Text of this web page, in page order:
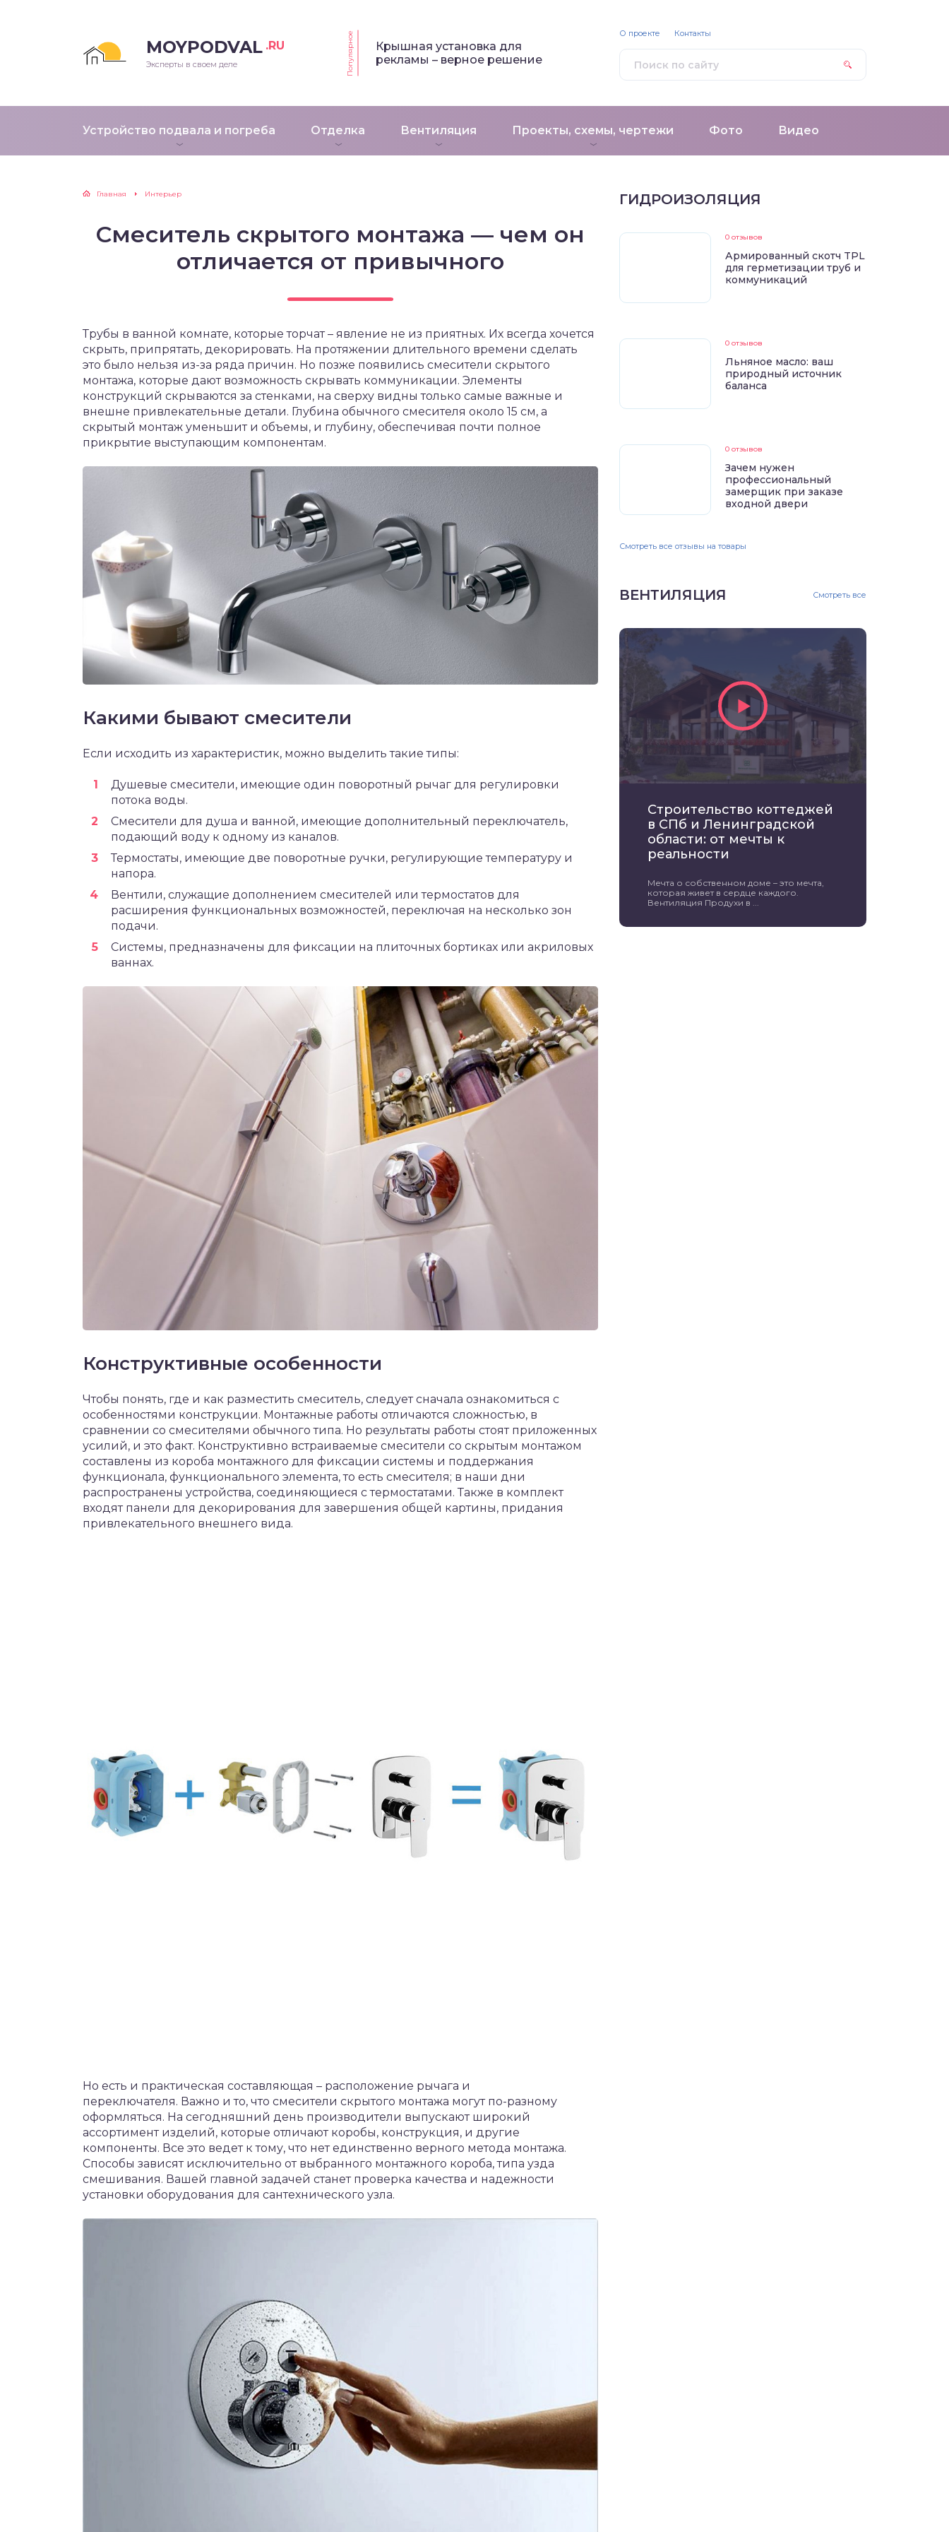
MOYPODVAL .RU
Эксперты в своем деле Популярное
Крышная установка для
рекламы – верное решение
Устройство подвала и погреба Отделка Вентиляция Проекты, схемы, чертежи Фото Видео
О проекте Контакты
Главная Интерьер
Смеситель скрытого монтажа — чем он
отличается от привычного
Трубы в ванной комнате, которые торчат – явление не из приятных. Их всегда хочется
скрыть, припрятать, декорировать. На протяжении длительного времени сделать
это было нельзя из-за ряда причин. Но позже появились смесители скрытого
монтажа, которые дают возможность скрывать коммуникации. Элементы
конструкций скрываются за стенками, на сверху видны только самые важные и
внешне привлекательные детали. Глубина обычного смесителя около 15 см, а
скрытый монтаж уменьшит и объемы, и глубину, обеспечивая почти полное
прикрытие выступающим компонентам.
Какими бывают смесители
Если исходить из характеристик, можно выделить такие типы:
Душевые смесители, имеющие один поворотный рычаг для регулировки
потока воды.
Смесители для душа и ванной, имеющие дополнительный переключатель,
подающий воду к одному из каналов.
Термостаты, имеющие две поворотные ручки, регулирующие температуру и
напора.
Вентили, служащие дополнением смесителей или термостатов для
расширения функциональных возможностей, переключая на несколько зон
подачи.
Системы, предназначены для фиксации на плиточных бортиках или акриловых
ваннах.
Конструктивные особенности
Чтобы понять, где и как разместить смеситель, следует сначала ознакомиться с
особенностями конструкции. Монтажные работы отличаются сложностью, в
сравнении со смесителями обычного типа. Но результаты работы стоят приложенных
усилий, и это факт. Конструктивно встраиваемые смесители со скрытым монтажом
составлены из короба монтажного для фиксации системы и поддержания
функционала, функционального элемента, то есть смесителя; в наши дни
распространены устройства, соединяющиеся с термостатами. Также в комплект
входят панели для декорирования для завершения общей картины, придания
привлекательного внешнего вида.
Но есть и практическая составляющая – расположение рычага и
переключателя. Важно и то, что смесители скрытого монтажа могут по-разному
оформляться. На сегодняшний день производители выпускают широкий
ассортимент изделий, которые отличают коробы, конструкция, и другие
компоненты. Все это ведет к тому, что нет единственно верного метода монтажа.
Способы зависят исключительно от выбранного монтажного короба, типа узда
смешивания. Вашей главной задачей станет проверка качества и надежности
установки оборудования для сантехнического узла.
ГИДРОИЗОЛЯЦИЯ
0 отзывов
Армированный скотч TPL
для герметизации труб и
коммуникаций
0 отзывов
Льняное масло: ваш
природный источник
баланса
0 отзывов
Зачем нужен
профессиональный
замерщик при заказе
входной двери
Смотреть все отзывы на товары
ВЕНТИЛЯЦИЯ Смотреть все
Строительство коттеджей
в СПб и Ленинградской
области: от мечты к
реальности
Мечта о собственном доме – это мечта,
которая живет в сердце каждого.
Вентиляция Продухи в ...